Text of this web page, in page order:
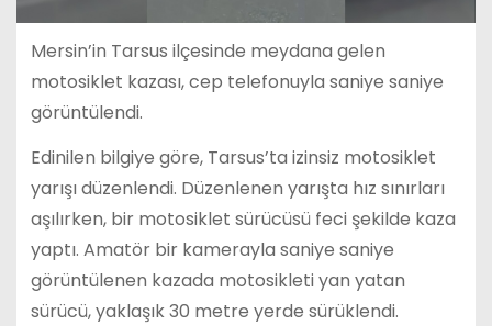
Mersin’in Tarsus ilçesinde meydana gelen
motosiklet kazası, cep telefonuyla saniye saniye
görüntülendi.
Edinilen bilgiye göre, Tarsus’ta izinsiz motosiklet
yarışı düzenlendi. Düzenlenen yarışta hız sınırları
aşılırken, bir motosiklet sürücüsü feci şekilde kaza
yaptı. Amatör bir kamerayla saniye saniye
görüntülenen kazada motosikleti yan yatan
sürücü, yaklaşık 30 metre yerde sürüklendi.